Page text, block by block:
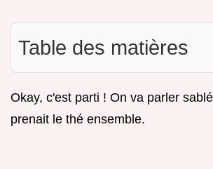
Table des matières
Okay, c'est parti ! On va parler
prenait le thé ensemble.